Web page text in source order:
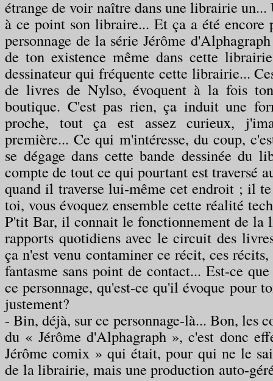
étrange de voir naître dans une librairie
à ce point son libraire... Et ça a été encore
personnage de la série Jérôme
de ton existence même dans cette
dessinateur qui fréquente cette librairie...
de livres de Nylso, évoquent à la fois
boutique. C'est pas rien, ça induit une
proche, tout ça est assez curieux,
première... Ce qui m'intéresse, du coup,
se dégage dans cette bande dessinée du
compte de tout ce qui pourtant est traversé
quand il traverse lui-même cet endroit ; il
toi, vous évoquez ensemble cette réalité
P'tit Bar, il connait le fonctionnement de la
rapports quotidiens avec le circuit des
ça n'est venu contaminer ce récit, ces
fantasme sans point de contact... Est-ce
ce personnage, qu'est-ce qu'il évoque pour
justement?
- Bin, déjà, sur ce personnage-là... Bon, les
du « Jérôme d'Alphagraph », c'est donc
Jérôme comix » qui était, pour qui ne le
de la librairie, mais une production auto-